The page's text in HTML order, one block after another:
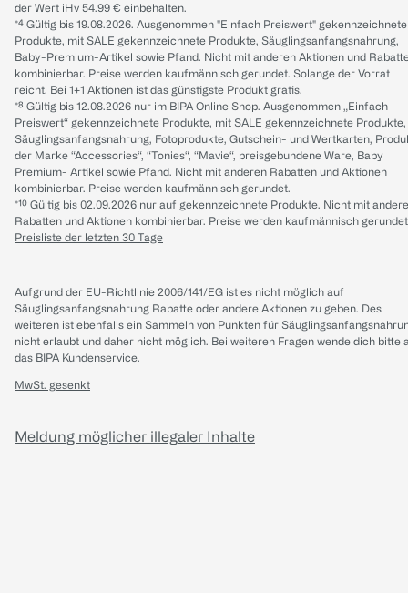
der Wert iHv 54.99 € einbehalten.
*⁴ Gültig bis 19.08.2026. Ausgenommen "Einfach Preiswert" gekennzeichnete
Produkte, mit SALE gekennzeichnete Produkte, Säuglingsanfangsnahrung,
Baby-Premium-Artikel sowie Pfand. Nicht mit anderen Aktionen und
kombinierbar. Preise werden kaufmännisch gerundet. Solange der Vorrat
reicht. Bei 1+1 Aktionen ist das günstigste Produkt gratis.
*⁸ Gültig bis 12.08.2026 nur im BIPA Online Shop. Ausgenommen „Einfach
Preiswert“ gekennzeichnete Produkte, mit SALE gekennzeichnete Produkte,
Säuglingsanfangsnahrung, Fotoprodukte, Gutschein- und Wertkarten,
der Marke “Accessories“, “Tonies“, “Mavie“, preisgebundene Ware, Baby
Premium- Artikel sowie Pfand. Nicht mit anderen Rabatten und Aktionen
kombinierbar. Preise werden kaufmännisch gerundet.
*¹⁰ Gültig bis 02.09.2026 nur auf gekennzeichnete Produkte. Nicht mit
Rabatten und Aktionen kombinierbar. Preise werden kaufmännisch
Preisliste der letzten 30 Tage
Aufgrund der EU-Richtlinie 2006/141/EG ist es nicht möglich auf
Säuglingsanfangsnahrung Rabatte oder andere Aktionen zu geben. Des
weiteren ist ebenfalls ein Sammeln von Punkten für
nicht erlaubt und daher nicht möglich. Bei weiteren Fragen wende dich bitte
das BIPA Kundenservice.
MwSt. gesenkt
Meldung möglicher illegaler Inhalte